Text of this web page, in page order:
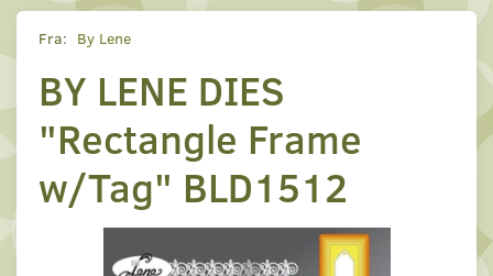
Fra: By Lene
BY LENE DIES
"Rectangle Frame
w/Tag" BLD1512